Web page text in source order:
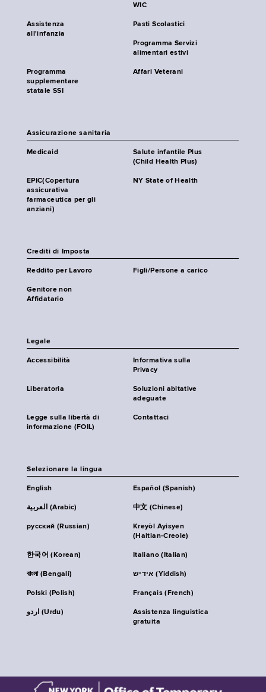
WIC
Assistenza
all'infanzia
Pasti Scolastici
Programma Servizi
alimentari estivi
Programma
supplementare
statale SSI
Affari Veterani
Assicurazione sanitaria
Medicaid
Salute infantile Plus
(Child Health Plus)
EPIC(Copertura
assicurativa
farmaceutica per gli
anziani)
NY State of Health
Crediti di Imposta
Reddito per Lavoro Figli/Persone a carico
Genitore non
Affidatario
Legale
Accessibilità
Informativa sulla
Privacy
Liberatoria
Soluzioni abitative
adeguate
Legge sulla libertà di
informazione (FOIL)
Contattaci
Selezionare la lingua
English Español (Spanish)
العربية (Arabic) 中文 (Chinese)
русский (Russian)
Kreyòl Ayisyen
(Haitian-Creole)
한국어 (Korean) Italiano (Italian)
বাংলা (Bengali) אידיש (Yiddish)
Polski (Polish) Français (French)
اردو (Urdu)
Assistenza linguistica
gratuita